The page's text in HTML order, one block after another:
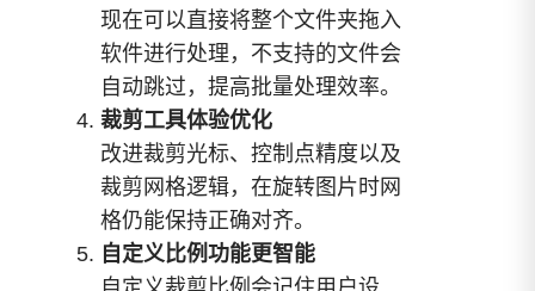
现在可以直接将整个文件夹拖入
软件进行处理，不支持的文件会
自动跳过，提高批量处理效率。
裁剪工具体验优化
改进裁剪光标、控制点精度以及
裁剪网格逻辑，在旋转图片时网
格仍能保持正确对齐。
自定义比例功能更智能